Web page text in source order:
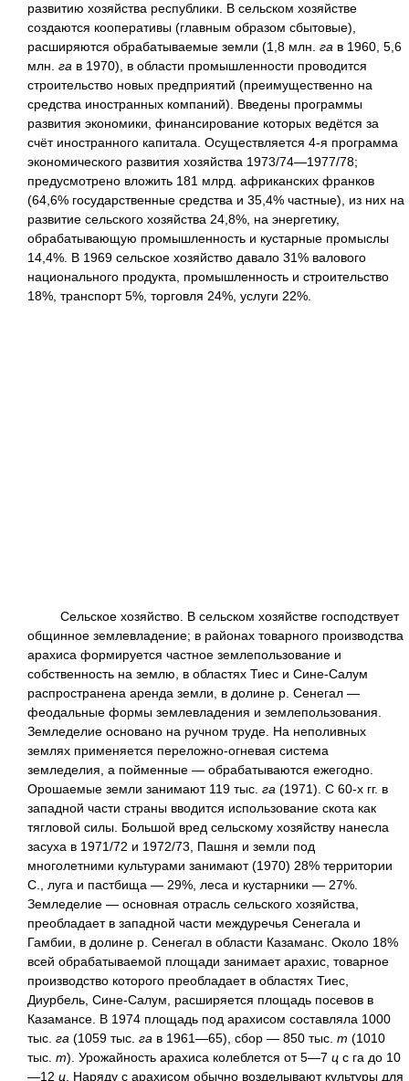
развитию хозяйства республики. В сельском хозяйстве
создаются кооперативы (главным образом сбытовые),
расширяются обрабатываемые земли (1,8 млн. га в 1960, 5,6
млн. га в 1970), в области промышленности проводится
строительство новых предприятий (преимущественно на
средства иностранных компаний). Введены программы
развития экономики, финансирование которых ведётся за
счёт иностранного капитала. Осуществляется 4-я программа
экономического развития хозяйства 1973/74—1977/78;
предусмотрено вложить 181 млрд. африканских франков
(64,6% государственные средства и 35,4% частные), из них на
развитие сельского хозяйства 24,8%, на энергетику,
обрабатывающую промышленность и кустарные промыслы
14,4%. В 1969 сельское хозяйство давало 31% валового
национального продукта, промышленность и строительство
18%, транспорт 5%, торговля 24%, услуги 22%.
Сельское хозяйство. В сельском хозяйстве господствует
общинное землевладение; в районах товарного производства
арахиса формируется частное землепользование и
собственность на землю, в областях Тиес и Сине-Салум
распространена аренда земли, в долине р. Сенегал —
феодальные формы землевладения и землепользования.
Земледелие основано на ручном труде. На неполивных
землях применяется переложно-огневая система
земледелия, а пойменные — обрабатываются ежегодно.
Орошаемые земли занимают 119 тыс. га (1971). С 60-х гг. в
западной части страны вводится использование скота как
тягловой силы. Большой вред сельскому хозяйству нанесла
засуха в 1971/72 и 1972/73, Пашня и земли под
многолетними культурами занимают (1970) 28% территории
С., луга и пастбища — 29%, леса и кустарники — 27%.
Земледелие — основная отрасль сельского хозяйства,
преобладает в западной части междуречья Сенегала и
Гамбии, в долине р. Сенегал в области Казаманс. Около 18%
всей обрабатываемой площади занимает арахис, товарное
производство которого преобладает в областях Тиес,
Диурбель, Сине-Салум, расширяется площадь посевов в
Казамансе. В 1974 площадь под арахисом составляла 1000
тыс. га (1059 тыс. га в 1961—65), сбор — 850 тыс. т (1010
тыс. т). Урожайность арахиса колеблется от 5—7 ц с га до 10
—12 ц . Наряду с арахисом обычно возделывают культуры для